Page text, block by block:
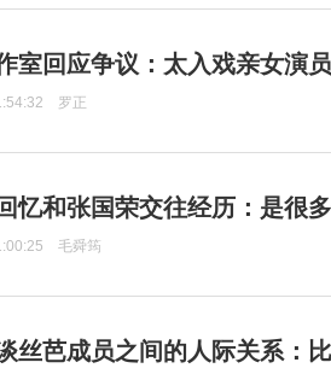
室回应争议：太入戏亲女演
罗正
忆和张国荣交往经历：是很
毛舜筠
丝芭成员之间的人际关系：